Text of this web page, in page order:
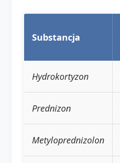
Substancja
Hydrokortyzon
Prednizon
Metyloprednizolon